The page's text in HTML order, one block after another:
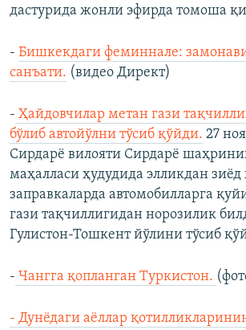
дастурида жонли эфирда томоша
- Бишкекдаги феминнале:
санъати. (видео Директ)​
- Ҳайдовчилар метан гази
бўлиб автойўлни тўсиб қўйди. 27
Сирдарё вилояти Сирдарё
маҳалласи ҳудудида элликдан зиёд
заправкаларда автомобилларга
гази тақчиллигидан норозилик
Гулистон-Тошкент йўлини тўсиб
- Чангга қопланган Туркистон.
- Дунёдаги аёллар